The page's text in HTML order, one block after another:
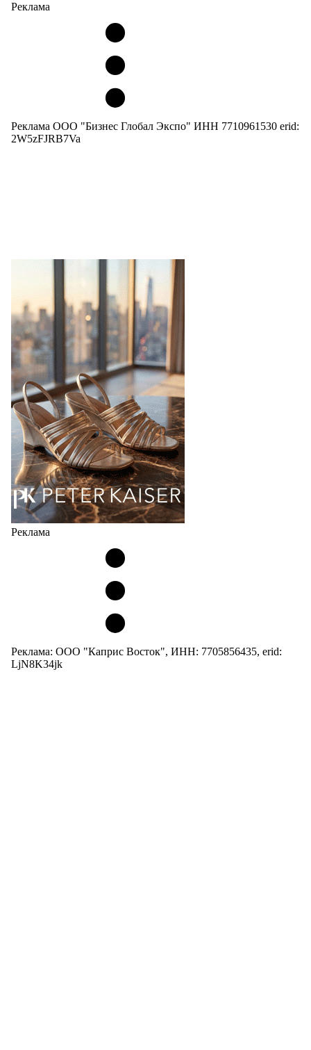
Реклама
Реклама ООО "Бизнес Глобал Экспо" ИНН 7710961530 erid:
2W5zFJRB7Va
Реклама
Реклама: ООО "Каприс Восток", ИНН: 7705856435, erid:
LjN8K34jk